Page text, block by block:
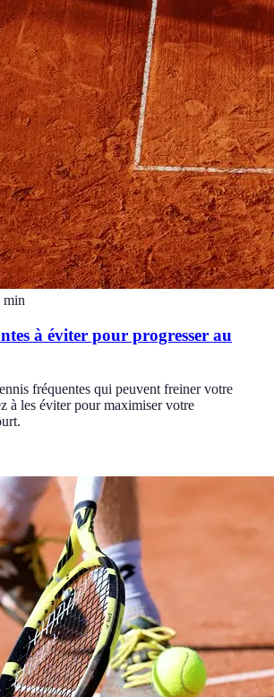
min
à éviter pour progresser au
fréquentes qui peuvent freiner votre
à les éviter pour maximiser votre